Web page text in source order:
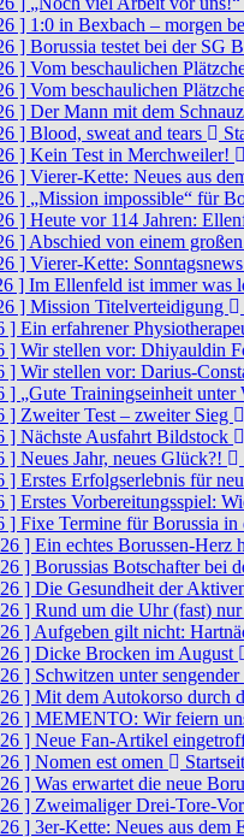
] 1:0 in Bexbach – morgen
] Borussia testet bei der SG
] Vom beschaulichen
] Vom beschaulichen
] Der Mann mit dem
] Blood, sweat and tears
] Kein Test in Merchweiler!
] Vierer-Kette: Neues aus
] „Mission impossible“ für
] Heute vor 114 Jahren:
] Abschied von einem
] Vierer-Kette:
] Im Ellenfeld ist immer was
] Mission Titelverteidigung
] Ein erfahrener
] Wir stellen vor: Dhiyauldin
] Wir stellen vor: Darius-
] „Gute Trainingseinheit unter
] Zweiter Test – zweiter Sieg
] Nächste Ausfahrt Bildstock
] Neues Jahr, neues Glück?!
] Erstes Erfolgserlebnis für
] Erstes Vorbereitungsspiel:
] Fixe Termine für Borussia
] Ein echtes Borussen-Herz
] Borussias Botschafter bei
] Die Gesundheit der
] Rund um die Uhr (fast)
] Aufgeben gilt nicht:
] Dicke Brocken im August
] Schwitzen unter sengender
] Mit dem Autokorso durch
] MEMENTO: Wir feiern
] Neue Fan-Artikel
] Nomen est omen
] Was erwartet die neue
] Zweimaliger Drei-Tore-
] 3er-Kette: Neues aus dem